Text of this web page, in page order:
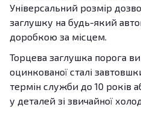
Універсальний розмір
заглушку на будь-який
доробкою за місцем.
Торцева заглушка порога
оцинкованої сталі
термін служби до 10 років
у деталей зі звичайної